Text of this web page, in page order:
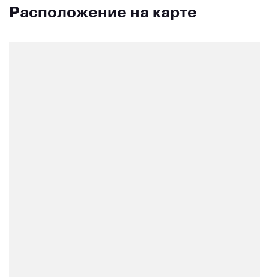
Расположение на карте